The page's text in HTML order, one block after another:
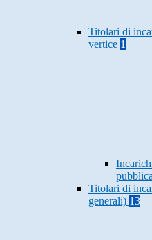
Titolari di
vertice 1
Titolari di
generali) 13